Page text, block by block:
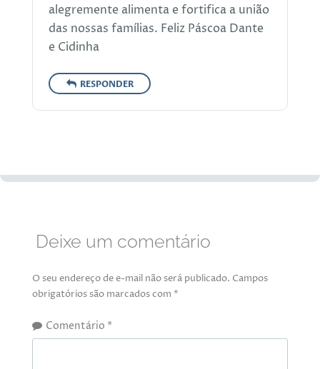
alegremente alimenta e fortifica a união
das nossas famílias. Feliz Páscoa Dante
e Cidinha
RESPONDER
Deixe um comentário
O seu endereço de e-mail não será publicado. Campos
obrigatórios são marcados com *
Comentário *